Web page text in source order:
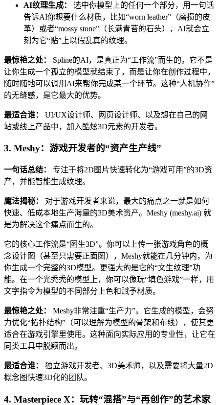
AI纹理生成：
选中你模型上的任何一个部分，用一句话
告诉AI你想要什么材质，比如“worn leather”（磨损的皮
革）或者“mossy stone”（长满青苔的石头），AI就会立
刻为它“贴”上以假乱真的纹理。
最惊艳之处：
Spline的AI，是真正为“工作流”而生的。它不是
让你生成一个孤立的模型就结束了，而是让你在创作过程中，
随时随地可以调用AI来帮你完成某一个环节。这种“人机协作”
的无缝感，是它最大的优势。
最适合谁：
UI/UX设计师、网页设计师、以及想在自己的网
站或线上产品中，加入酷炫3D元素的开发者。
3. Meshy：游戏开发者的“资产生产线”
一句话总结：
专注于将2D图片快速转化为“游戏可用”的3D资
产，并能智能生成纹理。
魔法揭秘：
对于游戏开发者来说，最大的痛点之一就是如何
快速、低成本地生产海量的3D美术资产。Meshy (meshy.ai) 就
是为解决这个痛点而生的。
它的核心工作流是“图生3D”。你可以上传一张游戏角色的概
念设计图（甚至只需要正面图），Meshy就能在几分钟内，为
你生成一个完整的3D模型。更强大的是它的“文生纹理”功
能。在一个光秃秃的模型上，你可以像玩“填色游戏”一样，用
文字指令为模型的不同部分上色和赋予材质。
最惊艳之处：
Meshy非常注重“生产力”。它生成的模型，会努
力优化“拓扑结构”（可以理解为模型的骨架和布线），使其更
适合在游戏引擎里使用。这种面向实际应用的专业性，让它在
同类工具中脱颖而出。
最适合谁：
独立游戏开发者、3D美术师，以及需要将大量2D
概念图快速3D化的团队。
4. Masterpiece X：玩转“混搭”与“再创作”的艺术家